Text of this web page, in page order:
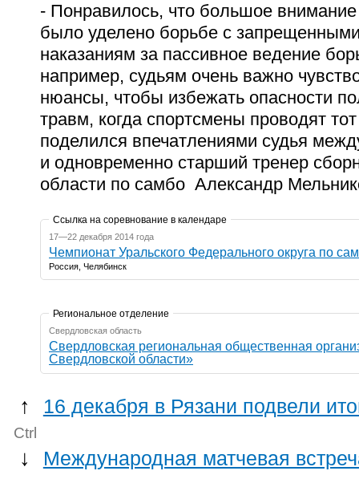
- Понравилось, что большое
было уделено борьбе с
наказаниям за пассивное ведение
например, судьям очень важно
нюансы, чтобы избежать опасности
травм, когда спортсмены проводят
поделился впечатлениями судья
и одновременно старший тренер
области по самбо Александр
Ссылка на соревнование в календаре
17—22 декабря 2014 года
Чемпионат Уральского Федерального округа по
Россия, Челябинск
Региональное отделение
Свердловская область
Свердловская региональная общественная
Свердловской области»
↑ 16 декабря в Рязани подвели
Ctrl
↓ Международная матчевая